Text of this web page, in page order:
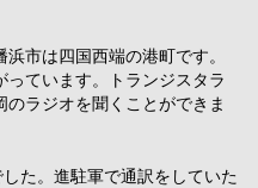
市は四国西端の港町です。
ています。トランジスタラ
ラジオを聞くことができま
た。進駐軍で通訳をしていた